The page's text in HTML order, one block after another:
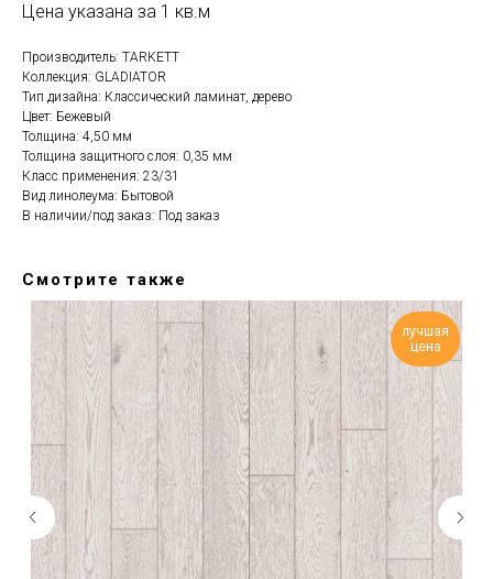
Цена указана за 1 кв.м
Производитель: TARKETT
Коллекция: GLADIATOR
Тип дизайна: Классический ламинат, дерево
Цвет: Бежевый
Толщина: 4,50 мм
Толщина защитного слоя: 0,35 мм
Класс применения: 23/31
Вид линолеума: Бытовой
В наличии/под заказ: Под заказ
Смотрите также
лучшая
цена